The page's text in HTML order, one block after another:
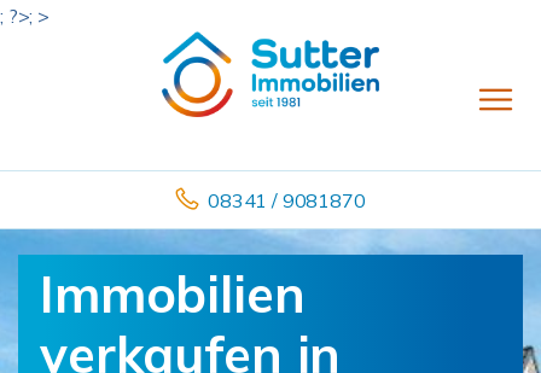
; ?>; >
08341 / 9081870
Immobilien
verkaufen in